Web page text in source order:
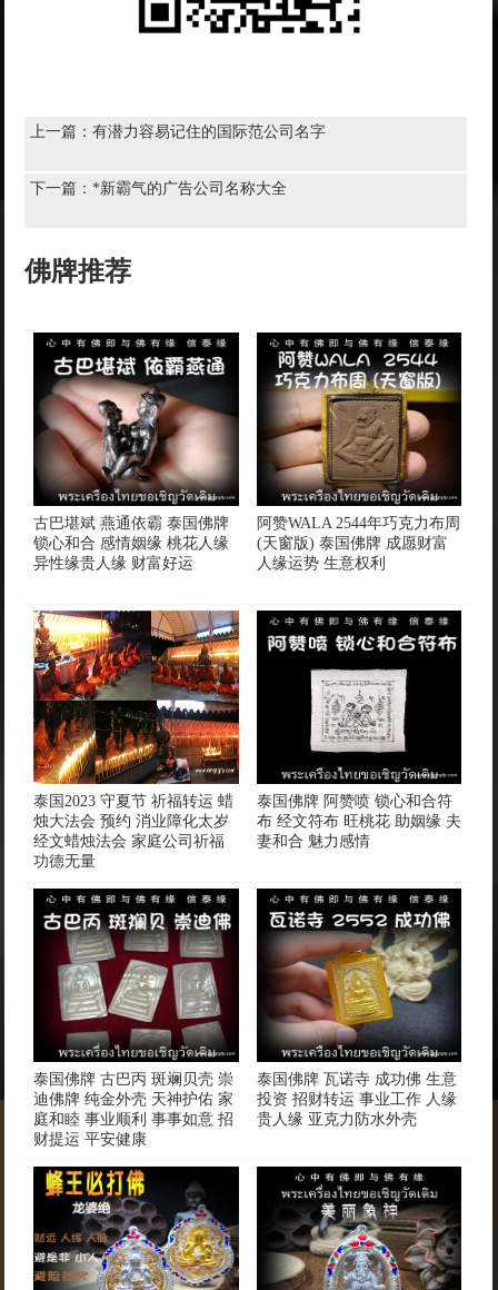
上一篇：有潜力容易记住的国际范公司名字
下一篇： *新霸气的广告公司名称大全
佛牌推荐
古巴堪斌 燕通依霸 泰国佛牌
锁心和合 感情姻缘 桃花人缘
异性缘贵人缘 财富好运
阿赞WALA 2544年巧克力布周
(天窗版) 泰国佛牌 成愿财富
人缘运势 生意权利
泰国2023 守夏节 祈福转运 蜡
烛大法会 预约 消业障化太岁
经文蜡烛法会 家庭公司祈福
功德无量
泰国佛牌 阿赞喷 锁心和合符
布 经文符布 旺桃花 助姻缘 夫
妻和合 魅力感情
泰国佛牌 古巴丙 斑斓贝壳 崇
迪佛牌 纯金外壳 天神护佑 家
庭和睦 事业顺利 事事如意 招
财提运 平安健康
泰国佛牌 瓦诺寺 成功佛 生意
投资 招财转运 事业工作 人缘
贵人缘 亚克力防水外壳